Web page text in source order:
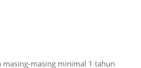
masing minimal 1 tahun